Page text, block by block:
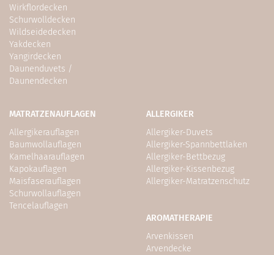
Wirkflordecken
Schurwolldecken
Wildseidedecken
Yakdecken
Yangirdecken
Daunenduvets /
Daunendecken
MATRATZENAUFLAGEN
Allergikerauflagen
Baumwollauflagen
Kamelhaarauflagen
Kapokauflagen
Maisfaserauflagen
Schurwollauflagen
Tencelauflagen
ALLERGIKER
Allergiker-Duvets
Allergiker-Spannbettlaken
Allergiker-Bettbezug
Allergiker-Kissenbezug
Allergiker-Matratzenschutz
AROMATHERAPIE
Arvenkissen
Arvendecke